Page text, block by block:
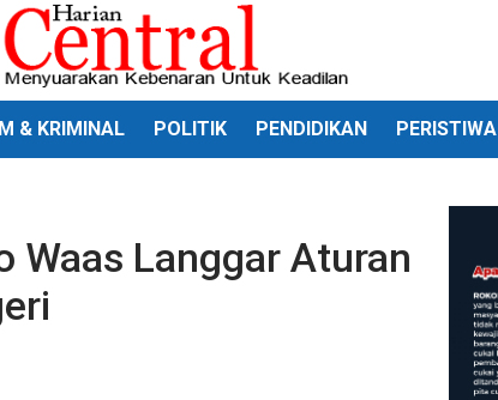
& KRIMINAL POLITIK PENDIDIKAN PERISTIWA
Waas Langgar Aturan